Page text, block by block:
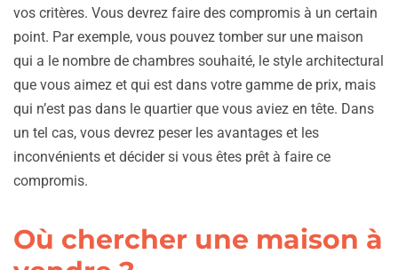
vos critères. Vous devrez faire des compromis à un certain
point. Par exemple, vous pouvez tomber sur une maison
qui a le nombre de chambres souhaité, le style architectural
que vous aimez et qui est dans votre gamme de prix, mais
qui n’est pas dans le quartier que vous aviez en tête. Dans
un tel cas, vous devrez peser les avantages et les
inconvénients et décider si vous êtes prêt à faire ce
compromis.
Où chercher une maison à